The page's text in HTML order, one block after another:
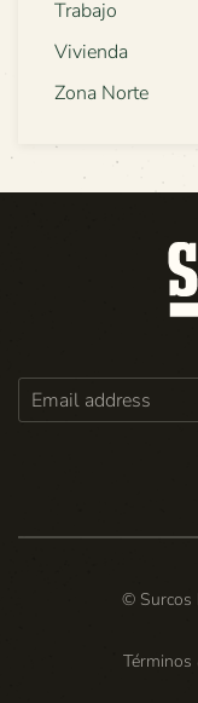
Trabajo
Vivienda
Zona Norte
© Surcos
Términos